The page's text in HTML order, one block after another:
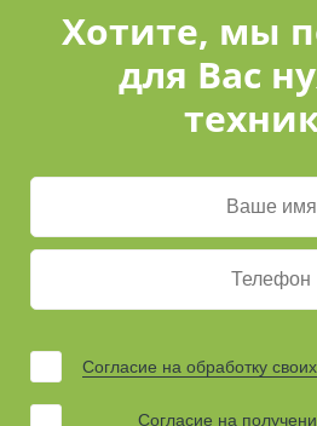
Хотите, мы
для Вас
Согласие на обработку
Согласие на